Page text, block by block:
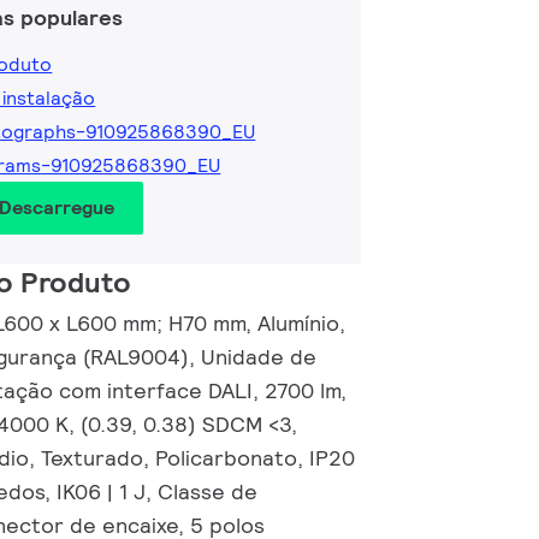
populares
910925868390_EU
910925868390_EU
Produto
x L600 mm; H70 mm, Alumínio,
(RAL9004), Unidade de
com interface DALI, 2700 lm,
K, (0.39, 0.38) SDCM <3,
Texturado, Policarbonato, IP20
IK06 | 1 J, Classe de
de encaixe, 5 polos